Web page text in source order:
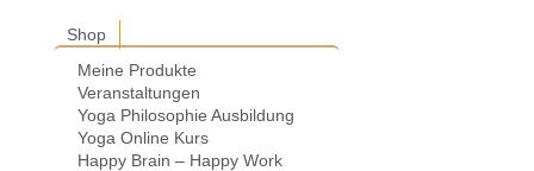
Shop
Meine Produkte
Veranstaltungen
Yoga Philosophie Ausbildung
Yoga Online Kurs
Happy Brain – Happy Work